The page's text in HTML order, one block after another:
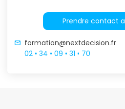
Prendre contact
formation@nextdecision.fr
02 • 34 • 09 • 31 • 70